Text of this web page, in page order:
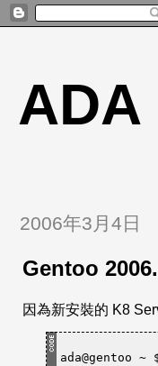
ADA
2006年3月4日
Gentoo
因為新安裝的 K8
ada@gentoo ~